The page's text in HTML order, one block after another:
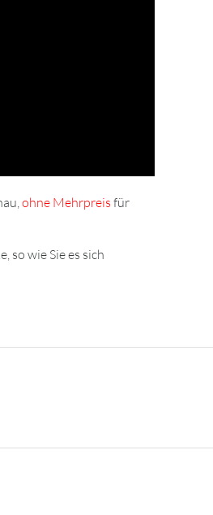
ohne Mehrpreis für
so wie Sie es sich